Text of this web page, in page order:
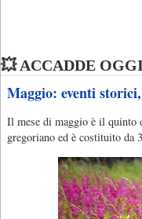
💥 ACCADDE
Maggio: eventi
Il mese di maggio è il quinto
gregoriano ed è costituito